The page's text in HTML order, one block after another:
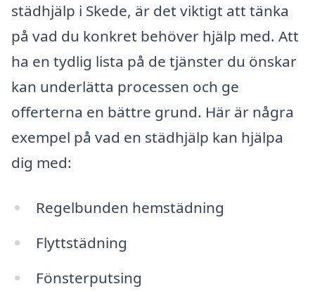
städhjälp i Skede, är det viktigt att tänka
på vad du konkret behöver hjälp med. Att
ha en tydlig lista på de tjänster du önskar
kan underlätta processen och ge
offerterna en bättre grund. Här är några
exempel på vad en städhjälp kan hjälpa
dig med:
Regelbunden hemstädning
Flyttstädning
Fönsterputsing